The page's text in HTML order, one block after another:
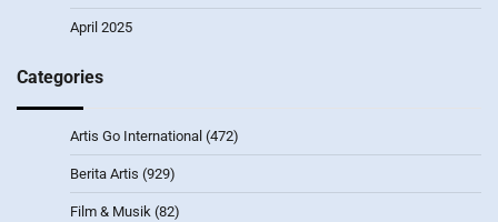
April 2025
Categories
Artis Go International (472)
Berita Artis (929)
Film & Musik (82)